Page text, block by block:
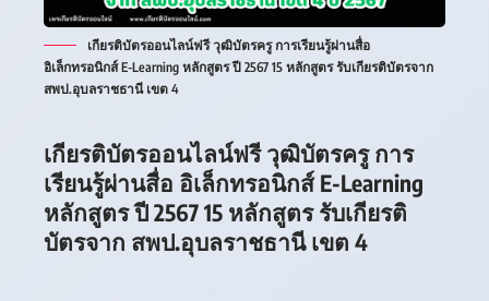
เกียรติบัตรออนไลน์ฟรี วุฒิบัตรครู การเรียนรู้ผ่านสื่อ
อิเล็กทรอนิกส์ E-Learning หลักสูตร ปี 2567 15 หลักสูตร รับเกียรติบัตรจาก
สพป.อุบลราชธานี เขต 4
เกียรติบัตรออนไลน์ฟรี วุฒิบัตรครู การ
เรียนรู้ผ่านสื่อ อิเล็กทรอนิกส์ E-Learning
หลักสูตร ปี 2567 15 หลักสูตร รับเกียรติ
บัตรจาก สพป.อุบลราชธานี เขต 4